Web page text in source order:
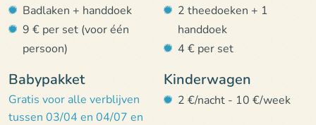
Badlaken + handdoek
9 € per set (voor één
persoon)
2 theedoeken + 1
handdoek
4 € per set
Babypakket
Gratis voor alle verblijven
tussen 03/04 en 04/07 en
Kinderwagen
2 €/nacht - 10 €/week